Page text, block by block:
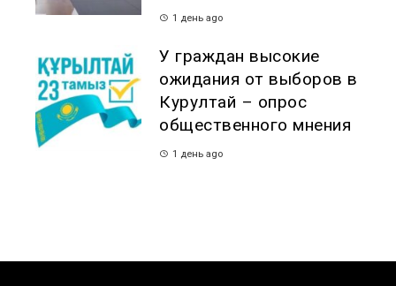
1 день ago
У граждан высокие
ожидания от выборов в
Курултай – опрос
общественного мнения
1 день ago